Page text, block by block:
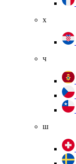
х
ч
ш